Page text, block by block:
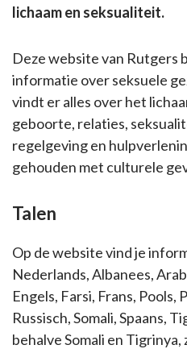
lichaam en seksualiteit.
Deze website van Rutgers
informatie over seksuele
vindt er alles over het
geboorte, relaties,
regelgeving en
gehouden met culturele
Talen
Op de website vind je
Nederlands, Albanees,
Engels, Farsi, Frans, Pools,
Russisch, Somali, Spaans,
behalve Somali en